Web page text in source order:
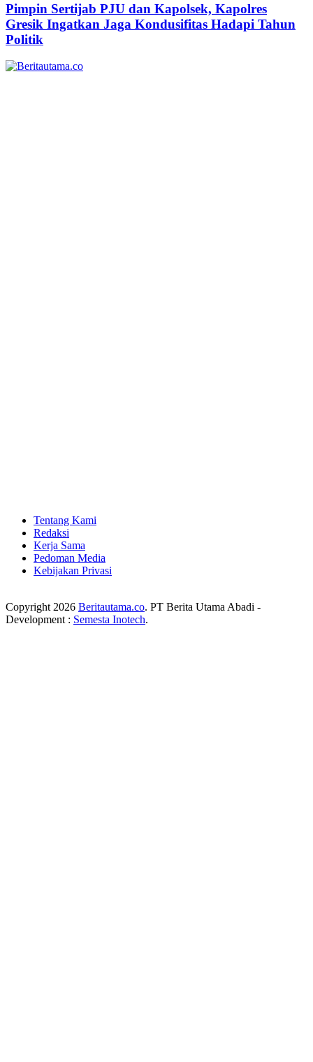
Pimpin Sertijab PJU dan Kapolsek, Kapolres
Gresik Ingatkan Jaga Kondusifitas Hadapi Tahun
Politik
Tentang Kami
Redaksi
Kerja Sama
Pedoman Media
Kebijakan Privasi
Copyright 2026 Beritautama.co. PT Berita Utama Abadi -
Development : Semesta Inotech.